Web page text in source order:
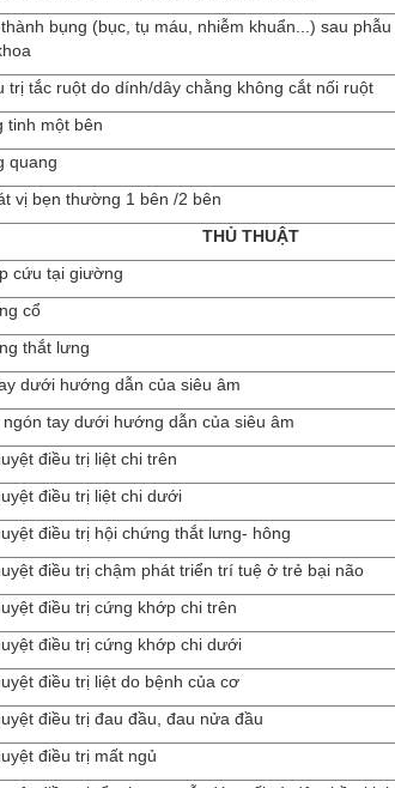
bụng (bục, tụ máu, nhiễm khuẩn...) sau phẫu
trị tắc ruột do dính/dây chằng không cắt nối ruột
tinh một bên
quang
vị bẹn thường 1 bên /2 bên
THỦ THUẬT
cứu tại giường
cổ
thắt lưng
dưới hướng dẫn của siêu âm
tay dưới hướng dẫn của siêu âm
điều trị liệt chi trên
điều trị liệt chi dưới
điều trị hội chứng thắt lưng- hông
điều trị chậm phát triển trí tuệ ở trẻ bại não
điều trị cứng khớp chi trên
điều trị cứng khớp chi dưới
điều trị liệt do bệnh của cơ
điều trị đau đầu, đau nửa đầu
điều trị mất ngủ